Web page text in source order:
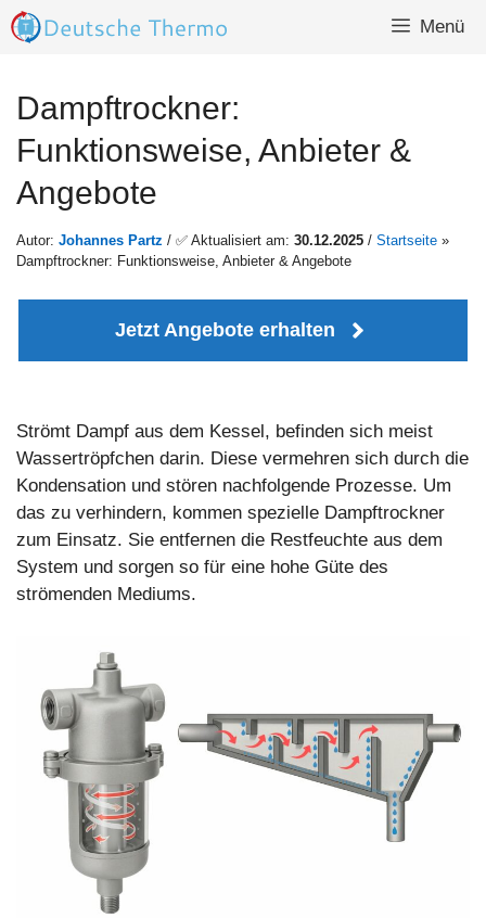
Zum
Inhalt
Menü
Dampftrockner:
Funktionsweise, Anbieter &
Angebote
Autor: Johannes Partz / ✅ Aktualisiert am: 30.12.2025 / Startseite »
Dampftrockner: Funktionsweise, Anbieter & Angebote
Jetzt Angebote erhalten
Strömt Dampf aus dem Kessel, befinden sich meist
Wassertröpfchen darin. Diese vermehren sich durch die
Kondensation und stören nachfolgende Prozesse. Um
das zu verhindern, kommen spezielle Dampftrockner
zum Einsatz. Sie entfernen die Restfeuchte aus dem
System und sorgen so für eine hohe Güte des
strömenden Mediums.